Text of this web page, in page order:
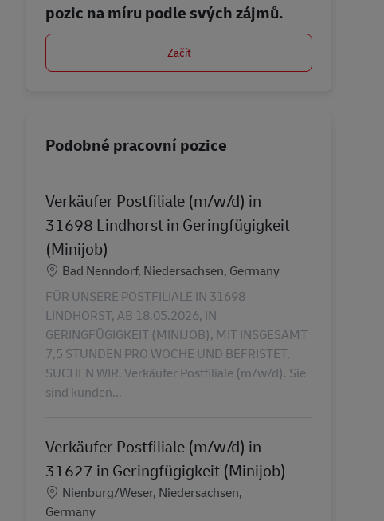
pozic na míru podle svých zájmů.
Začít
Podobné pracovní pozice
Verkäufer Postfiliale (m/w/d) in
31698 Lindhorst in Geringfügigkeit
(Minijob)
Location
Bad Nenndorf, Niedersachsen, Germany
FÜR UNSERE POSTFILIALE IN 31698
LINDHORST, AB 18.05.2026, IN
GERINGFÜGIGKEIT (MINIJOB), MIT INSGESAMT
7,5 STUNDEN PRO WOCHE UND BEFRISTET,
SUCHEN WIR. Verkäufer Postfiliale (m/w/d). Sie
sind kunden...
Verkäufer Postfiliale (m/w/d) in
31627 in Geringfügigkeit (Minijob)
Location
Nienburg/Weser, Niedersachsen,
Germany